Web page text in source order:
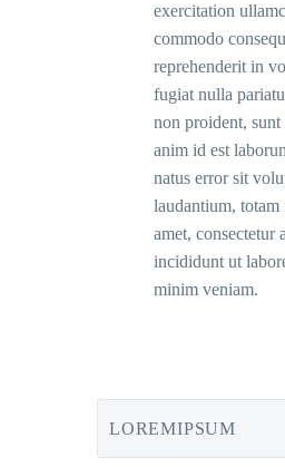
exercitation
commodo
reprehenderit in
fugiat nulla
non proident,
anim id est
natus error sit
laudantium,
amet, consectetur
incididunt ut
minim veniam.
LOREMIPSUM